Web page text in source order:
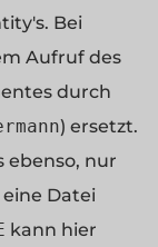
Bei
Aufruf des
durch
) ersetzt.
ebenso, nur
Datei
kann hier